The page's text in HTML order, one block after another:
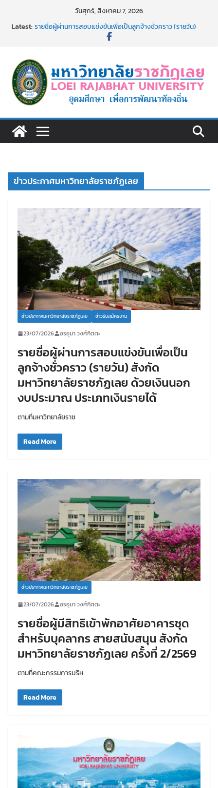
วันศุกร์, สิงหาคม 7, 2026
Latest:รายชื่อผู้ผ่านการสอบแข่งขันเพื่อเป็นลูกจ้างชั่วคราว (รายวัน)
สังกัดมหาวิทยาลัยราชภัฏเลย ด้วยเงินนอกงบประมาณ ประเภท
สนับสนุน สังกัดมหาวิทยาลัยราชภัฏเลย ครั้งที่ 2/2569
ม.ราชภัฏเลย ประชุมคณาจารย์ประจำ ครั้งที่ 1/2569
ประกาศผู้ชนะการเสนอราคา จ้างทำปกปริญญาบัตร จำนวน
๑,๙๗๒ ชุด โดยวิธีเฉพาะเจาะจง
ม.ราชภัฏเลย จัดกิจกรรมจิตอาสาบำเพ็ญสาธารณประโยชน์ และ
ข่าวประกาศมหาวิทยาลัยราชภัฏเลย
ข่าวประกาศมหาวิทยาลัยราชภัฏเลย ข่าวรับสมัครงาน
23/07/2026 อรอุมา วงศ์กิตตะ
รายชื่อผู้ผ่านการสอบแข่งขันเพื่อเป็น
ลูกจ้างชั่วคราว (รายวัน) สังกัด
มหาวิทยาลัยราชภัฏเลย ด้วยเงินนอก
งบประมาณ ประเภทเงินรายได้
ตามที่มหาวิทยาลัยราช
Read More
ข่าวประกาศมหาวิทยาลัยราชภัฏเลย
23/07/2026 อรอุมา วงศ์กิตตะ
รายชื่อผู้มีสิทธิเข้าพักอาศัยอาคารชุด
สำหรับบุคลากร สายสนับสนุน สังกัด
มหาวิทยาลัยราชภัฏเลย ครั้งที่ 2/2569
ตามที่คณะกรรมการบริห
Read More